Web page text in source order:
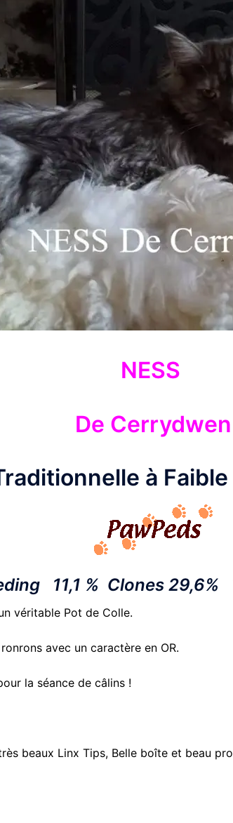
NESS
De Cerrydwen
à
11,1 % Clones 29,6%
véritable Pot de Colle.
avec un caractère en OR.
la séance de câlins !
beaux Linx Tips, Belle boîte et beau